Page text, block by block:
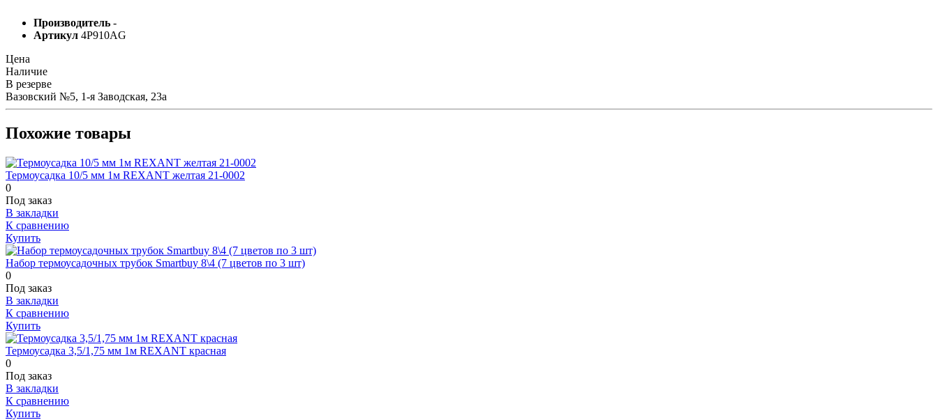
Производитель -
Артикул 4P910AG
Цена
Наличие
В резерве
Вазовский №5, 1-я Заводская, 23а
Похожие товары
Термоусадка 10/5 мм 1м REXANT желтая 21-0002
0
Под заказ
В закладки
К сравнению
Купить
Набор термоусадочных трубок Smartbuy 8\4 (7 цветов по 3 шт)
0
Под заказ
В закладки
К сравнению
Купить
Термоусадка 3,5/1,75 мм 1м REXANT красная
0
Под заказ
В закладки
К сравнению
Купить